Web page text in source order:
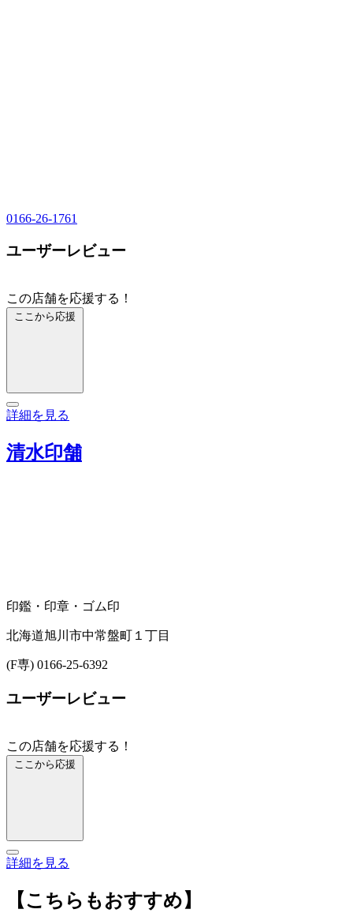
0166-26-1761
ユーザーレビュー
この店舗を応援する！
ここから応援
詳細を見る
清水印舗
印鑑・印章・ゴム印
北海道旭川市中常盤町１丁目
(F専) 0166-25-6392
ユーザーレビュー
この店舗を応援する！
ここから応援
詳細を見る
【こちらもおすすめ】